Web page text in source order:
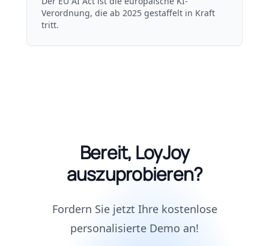
Verordnung, die ab 2025 gestaffelt in Kraft
tritt.
Bereit, LoyJoy
auszuprobieren?
Fordern Sie jetzt Ihre kostenlose
personalisierte Demo an!